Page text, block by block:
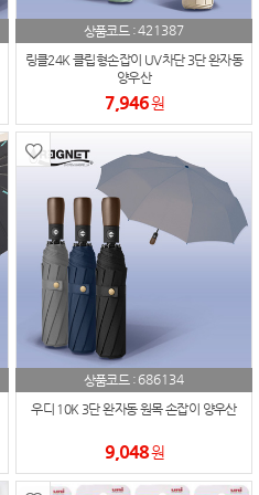
상품코드 :421387
링클24K 클립형손잡이 UV차단 3단 완자동
양우산
7,946원
상품코드 : 686134
우디 10K 3단 완자동 원목 손잡이 양우산
9,048원